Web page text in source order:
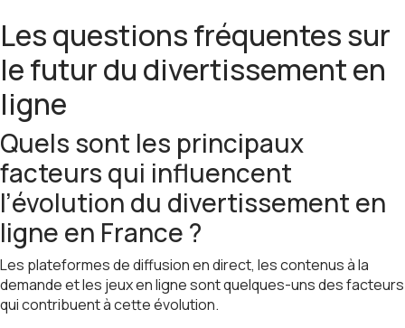
Les questions fréquentes sur
le futur du divertissement en
ligne
Quels sont les principaux
facteurs qui influencent
l’évolution du divertissement en
ligne en France ?
Les plateformes de diffusion en direct, les contenus à la
demande et les jeux en ligne sont quelques-uns des facteurs
qui contribuent à cette évolution.